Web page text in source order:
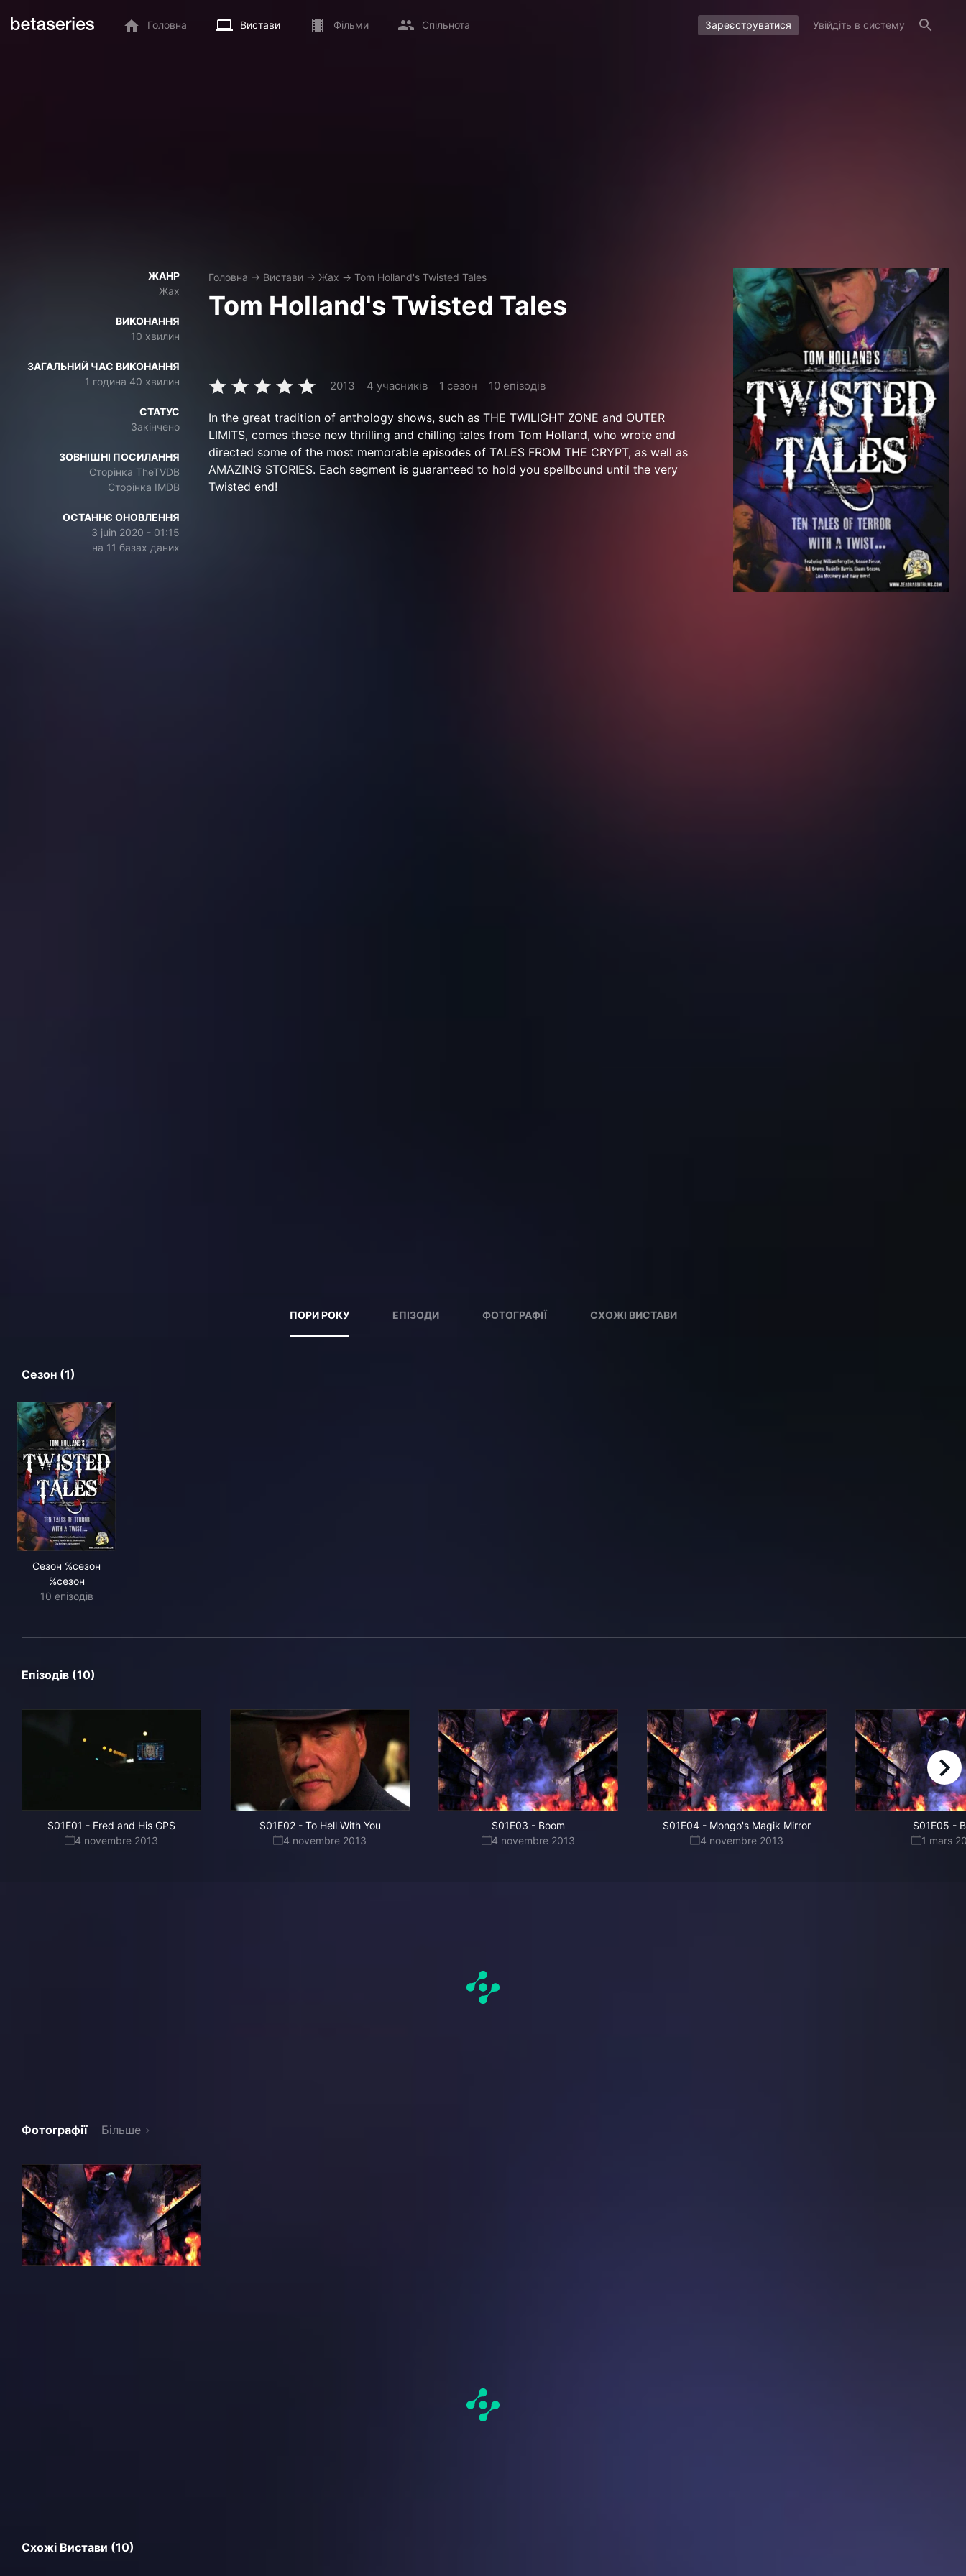
Головна Вистави Фільми Спільнота Зареєструватися Увійдіть в систему
ЖАНР
Жах
ВИКОНАННЯ
10 хвилин
ЗАГАЛЬНИЙ ЧАС ВИКОНАННЯ
1 година 40 хвилин
СТАТУС
Закінчено
ЗОВНІШНІ ПОСИЛАННЯ
Сторінка TheTVDB
Сторінка IMDB
ОСТАННЄ ОНОВЛЕННЯ
3 juin 2020 - 01:15
на 11 базах даних
Головна → Вистави → Жах → Tom Holland's Twisted Tales
Tom Holland's Twisted Tales
2013 4 учасників 1 сезон 10 епізодів
In the great tradition of anthology shows, such as THE TWILIGHT ZONE and OUTER
LIMITS, comes these new thrilling and chilling tales from Tom Holland, who wrote and
directed some of the most memorable episodes of TALES FROM THE CRYPT, as well as
AMAZING STORIES. Each segment is guaranteed to hold you spellbound until the very
Twisted end!
ПОРИ РОКУ ЕПІЗОДИ ФОТОГРАФІЇ СХОЖІ ВИСТАВИ
Сезон (1)
Сезон %сезон
%сезон
10 епізодів
Епізодів (10)
S01E01 - Fred and His GPS
4 novembre 2013
S01E02- To Hell With You
4 novembre 2013
S01E03 - Boom
4 novembre 2013
S01E04 - Mongo's Magik Mirror
4 novembre 2013
S01E05 -
1 mars
right
Фотографії Більше
Схожі Вистави (10)